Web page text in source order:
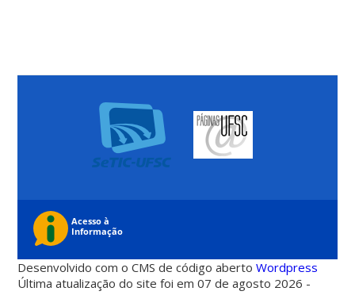
Desenvolvido com o CMS de código abertoWordpress
Última atualização do site foi em 07 de agosto 2026 -